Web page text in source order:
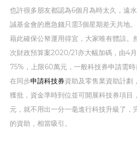
也許很多朋友都認為6個月為時太久，遠
誠基金會的應急錢只需3個星期差天共地
藉此確保公帑運用得宜，大家唯有體諒。
次財政預算案2020/21亦大幅加碼，由4
75%，上限60萬元，一般科技券申請需
在同步申請科技券資助及零售業資助計劃
獲批，資金準時到位並可開展科技券項目
元，就不用出一分一毫進行科技升級了，
的資助，相當吸引。